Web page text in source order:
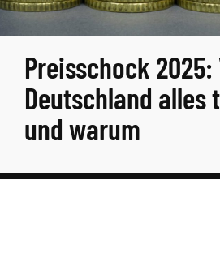
Preisschock 2025:
Deutschland alles
und warum